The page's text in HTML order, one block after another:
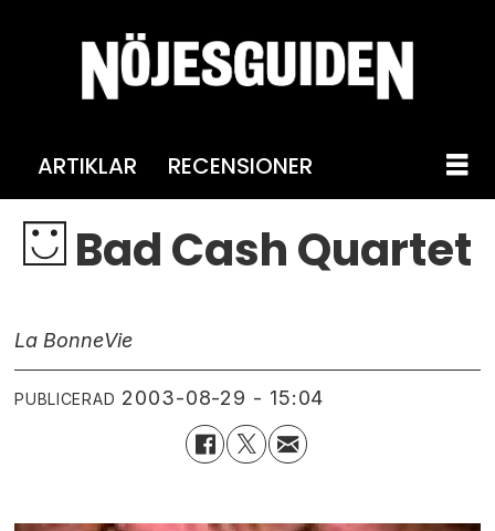
ARTIKLAR RECENSIONER
Bad Cash Quartet
La BonneVie
PUBLICERAD 2003-08-29 - 15:04